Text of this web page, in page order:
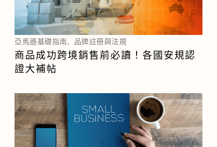
亞馬遜基礎指南, 品牌註冊與法規
商品成功跨境銷售前必讀！各國安規認
證大補帖